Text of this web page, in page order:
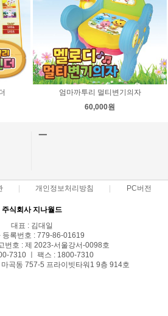
엄마까투리 멀티변기의자
60,000원
ㅡ
개인정보처리방침 PC버전
주식회사 지나월드
대표 : 김대일
등록번호 : 779-86-01619
번호 : 제 2023-서울강서-0098호
7310 ㅣ 팩스 : 1800-7310
곡동 757-5 프라이빗타워1 9층 914호